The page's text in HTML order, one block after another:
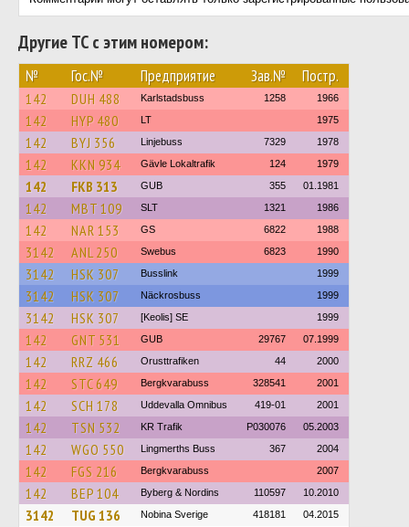
Другие ТС с этим номером:
№ Гос.№ Предприятие Зав.№ Постр.
142 DUH 488 Karlstadsbuss 1258 1966
142 HYP 480 LT 1975
142 BYJ 356 Linjebuss 7329 1978
142 KKN 934 Gävle Lokaltrafik 124 1979
142 FKB 313 GUB 355 01.1981
142 MBT 109 SLT 1321 1986
142 NAR 153 GS 6822 1988
3142 ANL 250 Swebus 6823 1990
3142 HSK 307 Busslink 1999
3142 HSK 307 Näckrosbuss 1999
3142 HSK 307 [Keolis] SE 1999
142 GNT 531 GUB 29767 07.1999
142 RRZ 466 Orusttrafiken 44 2000
142 STC 649 Bergkvarabuss 328541 2001
142 SCH 178 Uddevalla Omnibus 419-01 2001
142 TSN 532 KR Trafik P030076 05.2003
142 WGO 550 Lingmerths Buss 367 2004
142 FGS 216 Bergkvarabuss 2007
142 BEP 104 Byberg & Nordins 110597 10.2010
3142 TUG 136 Nobina Sverige 418181 04.2015